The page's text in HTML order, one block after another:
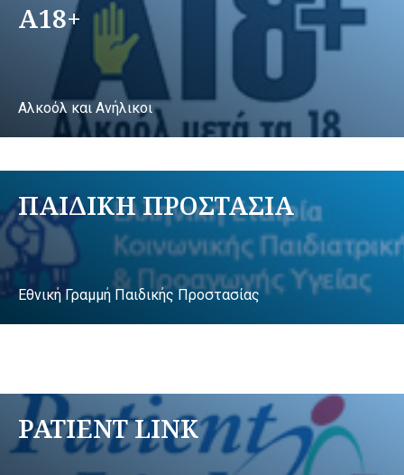
A18+
Αλκοόλ και Ανήλικοι
ΠΑΙΔΙΚΗ ΠΡΟΣΤΑΣΙΑ
Εθνική Γραμμή Παιδικής Προστασίας
PATIENT LINK